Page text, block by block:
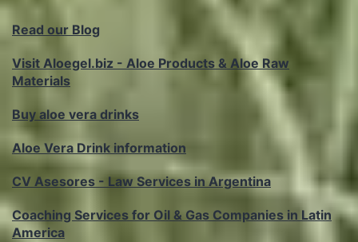
Read our Blog
Visit Aloegel.biz - Aloe Products & Aloe Raw
Materials
Buy aloe vera drinks
Aloe Vera Drink information
CV Asesores - Law Services in Argentina
Coaching Services for Oil & Gas Companies in Latin
America